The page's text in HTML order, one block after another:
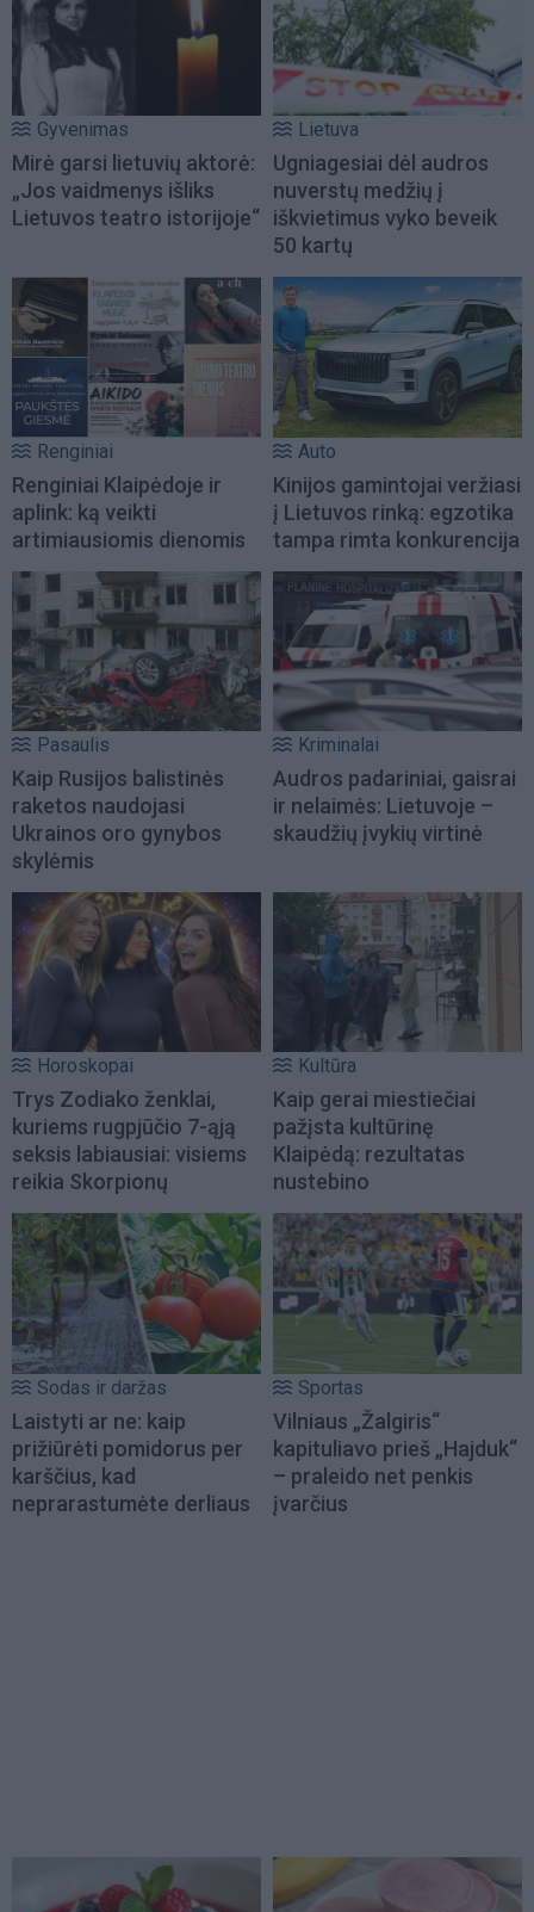
Gyvenimas
Mirė garsi lietuvių aktorė:
„Jos vaidmenys išliks
Lietuvos teatro istorijoje“
Lietuva
Ugniagesiai dėl audros
nuverstų medžių į
iškvietimus vyko beveik
50 kartų
Renginiai
Renginiai Klaipėdoje ir
aplink: ką veikti
artimiausiomis dienomis
Auto
Kinijos gamintojai veržiasi
į Lietuvos rinką: egzotika
tampa rimta konkurencija
Pasaulis
Kaip Rusijos balistinės
raketos naudojasi
Ukrainos oro gynybos
skylėmis
Kriminalai
Audros padariniai, gaisrai
ir nelaimės: Lietuvoje –
skaudžių įvykių virtinė
Horoskopai
Trys Zodiako ženklai,
kuriems rugpjūčio 7-ąją
seksis labiausiai: visiems
reikia Skorpionų
Kultūra
Kaip gerai miestiečiai
pažįsta kultūrinę
Klaipėdą: rezultatas
nustebino
Sodas ir daržas
Laistyti ar ne: kaip
prižiūrėti pomidorus per
karščius, kad
neprarastumėte derliaus
Sportas
Vilniaus „Žalgiris“
kapituliavo prieš „Hajduk“
– praleido net penkis
įvarčius